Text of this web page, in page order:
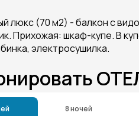
люкс (70 м2) - балкон с
Прихожая: шкаф-купе. В
электросушилка.
8 ночей